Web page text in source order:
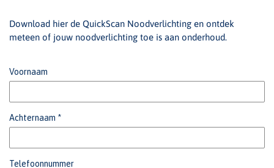
Download hier de QuickScan Noodverlichting en ontdek
meteen of jouw noodverlichting toe is aan onderhoud.